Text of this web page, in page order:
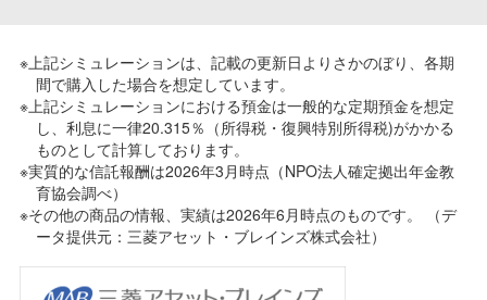
※上記シミュレーションは、記載の更新日よりさかのぼり、各期
間で購入した場合を想定しています。
※上記シミュレーションにおける預金は一般的な定期預金を想定
し、利息に一律20.315％（所得税・復興特別所得税)がかかる
ものとして計算しております。
※実質的な信託報酬は2026年3月時点（NPO法人確定拠出年金教
育協会調べ）
※その他の商品の情報、実績は2026年6月時点のものです。 （デ
ータ提供元：三菱アセット・ブレインズ株式会社）